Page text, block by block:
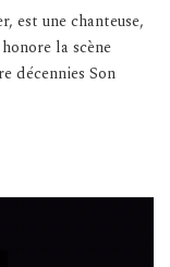
est une chanteuse,
la scène
décennies Son